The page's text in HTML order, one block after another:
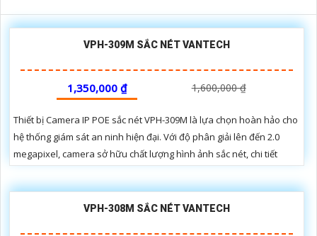
VPH-309M SẮC NÉT VANTECH
1,350,000 ₫ 1,600,000 ₫
Thiết bị Camera IP POE sắc nét VPH-309M là lựa chọn hoàn hảo cho
hệ thống giám sát an ninh hiện đại. Với độ phân giải lên đến 2.0
megapixel, camera sở hữu chất lượng hình ảnh sắc nét, chi tiết
VPH-308M SẮC NÉT VANTECH